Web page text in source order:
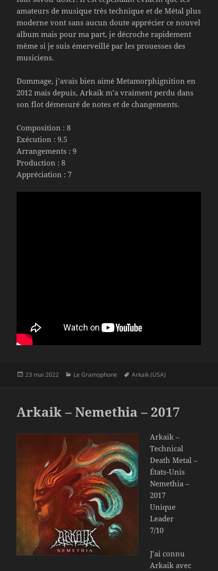
amateurs de musique très technique et de Métal plus
moderne vont sans aucun doute apprécier ce nouvel
album mais pour ma part, je décroche rapidement
même si je suis émerveillé par les prouesses des
musiciens.
Dommage, j’avais bien aimé Metamorphignition en
2012 mais depuis, Arkaik m’a vraiment perdu dans
son flot démesuré de notes et de changements.
Composition : 8
Exécution : 9.5
Arrangements : 9
Production : 8
Appréciation : 7
Publié
23 mai 2022 Catégories
Le Gramophone
Mots-
Arkaik (USA)
Arkaik – Nemethia – 2017
Arkaik –
Technical
Death Metal –
États-Unis
Nemethia –
2017
Unique
Leader
7/10
J’ai connu
Arkaik avec